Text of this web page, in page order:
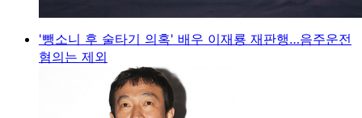
'뺑소니 후 술타기 의혹' 배우 이재룡 재판행…음주운전
혐의는 제외